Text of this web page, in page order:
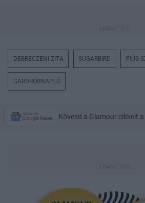
DEBRECZENI ZITA SUGARBIRD FIÚS
GARDRÓBNAPLÓ
Kövesd a Glamour cikkeit a